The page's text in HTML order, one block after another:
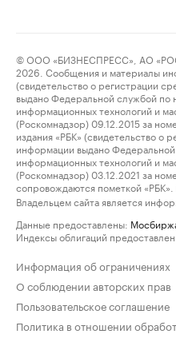
© ООО «БИЗНЕСПРЕСС», АО
2026. Сообщения и материалы
(свидетельство о регистрации
выдано Федеральной службой по
информационных технологий и
(Роскомнадзор) 09.12.2015 за
издания «РБК» (свидетельство о
информации выдано
информационных технологий и
(Роскомнадзор) 03.12.2021 за
сопровождаются пометкой «РБК».
Владельцем сайта является
Данные предоставлены:
Индексы облигаций
Информация об ограничениях
О соблюдении авторских прав
Пользовательское соглашение
Политика в отношении